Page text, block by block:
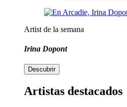
Artist de la semana
Irina Dopont
Descubrir
Artistas destacados